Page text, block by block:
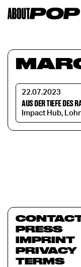
22.07.2023
AUS DER TIEFE DES
Impact Hub,
PRESS
IMPRINT
PRIVACY
TERMS